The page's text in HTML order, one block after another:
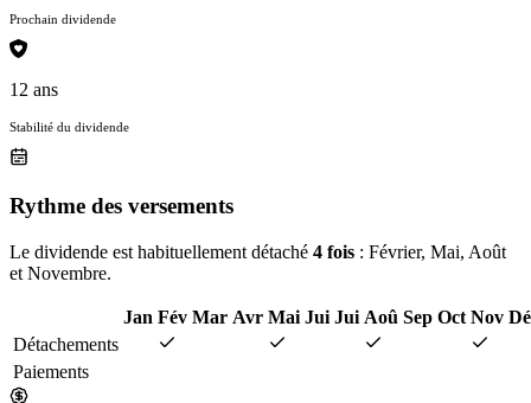
Prochain dividende
12 ans
Stabilité du dividende
Rythme des versements
Le dividende est habituellement détaché 4 fois : Février, Mai, Août
et Novembre.
Jan Fév Mar Avr Mai Jui Jui Aoû Sep Oct Nov
Détachements
Paiements